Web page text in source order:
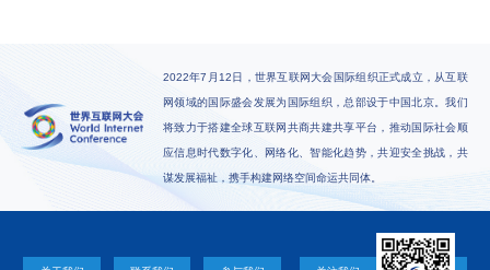
2022年7月12日，世界互联网大会国际组织正式成立，从互联
网领域的国际盛会发展为国际组织，总部设于中国北京。我们
将致力于搭建全球互联网共商共建共享平台，推动国际社会顺
应信息时代数字化、网络化、智能化趋势，共迎安全挑战，共
谋发展福祉，携手构建网络空间命运共同体。